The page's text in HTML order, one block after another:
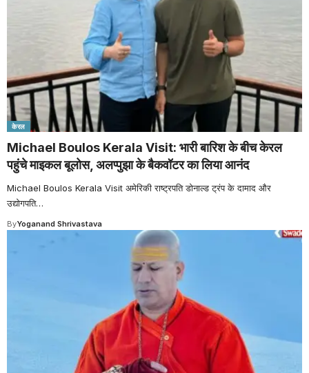
केरल
Michael Boulos Kerala Visit: भारी बारिश के बीच केरल
पहुंचे माइकल बूलोस, अलप्पुझा के बैकवॉटर का लिया आनंद
Michael Boulos Kerala Visit अमेरिकी राष्ट्रपति डोनाल्ड ट्रंप के दामाद और
उद्योगपति…
ByYoganand Shrivastava